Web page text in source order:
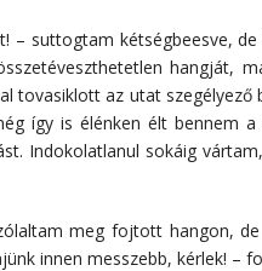
– suttogtam kétségbeesve,
hangját,
tovasiklott az utat
így is élénken élt bennem
Indokolatlanul sokáig
meg fojtott hangon,
innen messzebb, kérlek! –